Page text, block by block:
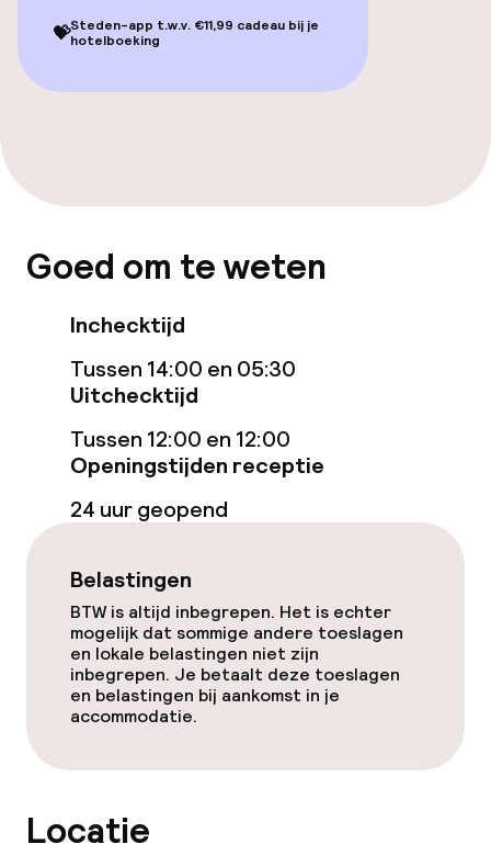
geoptimaliseerde kamers beschikbaar
Familiekamers beschikbaar
Aansluitende kamers beschikbaar
Voor toegankelijkheid
geoptimaliseerde kamers beschikbaar
Kamers voor rokers beschikbaar
Zwemmen & wellness
Ligstoelen
Solarium
Entertainment
Gratis wifi
💝Steden-app t.w.v. €11,99 cadeau bij je
hotelboeking
Goed om te weten
Inchecktijd
Tussen 14:00 en 05:30
Uitchecktijd
Tussen 12:00 en 12:00
Openingstijden receptie
24 uur geopend
Belastingen
BTW is altijd inbegrepen. Het is echter
mogelijk dat sommige andere toeslagen
en lokale belastingen niet zijn
inbegrepen. Je betaalt deze toeslagen
en belastingen bij aankomst in je
accommodatie.
Locatie